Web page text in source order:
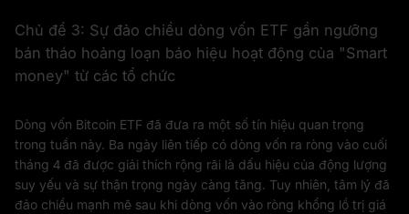
Chủ đề 3: Sự đảo chiều dòng vốn ETF gần ngưỡng
bán tháo hoảng loạn báo hiệu hoạt động của "Smart
money" từ các tổ chức
Dòng vốn Bitcoin ETF đã đưa ra một số tín hiệu quan trọng
trong tuần này. Ba ngày liên tiếp có dòng vốn ra ròng vào cuối
tháng 4 đã được giải thích rộng rãi là dấu hiệu của động lượng
suy yếu và sự thận trọng ngày càng tăng. Tuy nhiên, tâm lý đã
đảo chiều mạnh mẽ sau khi dòng vốn vào ròng khổng lồ trị giá